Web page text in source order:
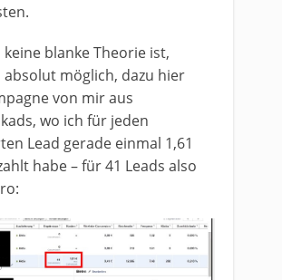
keine blanke Theorie ist,
möglich, dazu hier
von mir aus
wo ich für jeden
Lead gerade einmal 1,61
habe – für 41 Leads also